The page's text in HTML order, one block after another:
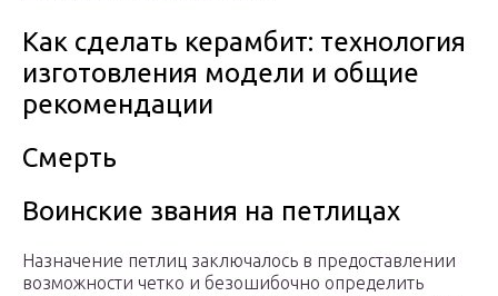
Как сделать керамбит: технология
изготовления модели и общие
рекомендации
Смерть
Воинские звания на петлицах
Назначение петлиц заключалось в предоставлении
возможности четко и безошибочно определить